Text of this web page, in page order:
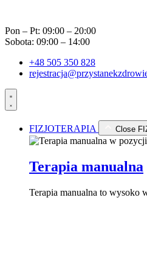
treści
Pon – Pt: 09:00 – 20:00
Sobota: 09:00 – 14:00
+48 505 350 828
FIZJOTERAPIA Close
Terapia manualna
Terapia manualna to wysoko